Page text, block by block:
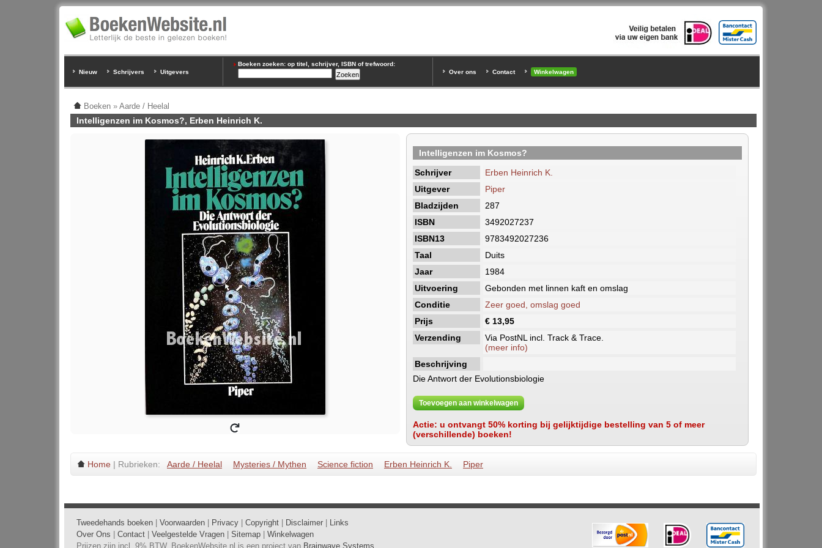
Nieuw Schrijvers Uitgevers
Boeken zoeken: op titel, schrijver, ISBN of trefwoord:
Over ons
Contact Winkelwagen
Boeken » Aarde / Heelal
Intelligenzen im Kosmos?, Erben Heinrich K.
Intelligenzen im Kosmos?
Schrijver
Erben Heinrich K.
Uitgever
Piper
Bladzijden
287
ISBN
3492027237
ISBN13
9783492027236
Taal
Duits
Jaar
1984
Uitvoering
Gebonden met linnen kaft en omslag
Conditie
Zeer goed, omslag goed
Prijs
€ 13,95
Verzending
Via PostNL incl. Track & Trace.
(meer info)
Beschrijving
Die Antwort der Evolutionsbiologie
Toevoegen aan winkelwagen
Actie: u ontvangt 50% korting bij gelijktijdige bestelling van 5 of meer
(verschillende) boeken!
Home | Rubrieken: Aarde / Heelal Mysteries / Mythen Science fiction Erben Heinrich K. Piper
Tweedehands boeken Voorwaarden Privacy Copyright Disclaimer
Links
Over Ons
Contact Veelgestelde Vragen Sitemap
Winkelwagen
Prijzen zijn incl. 9% BTW. BoekenWebsite.nl is een project van Brainwave Systems